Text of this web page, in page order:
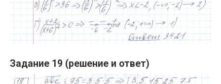
Задание 19 (решение и ответ)